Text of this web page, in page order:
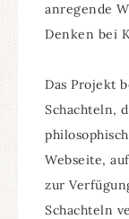
anregende
Denken bei
Das Projekt
Schachteln,
Webseite,
zur
Schachteln